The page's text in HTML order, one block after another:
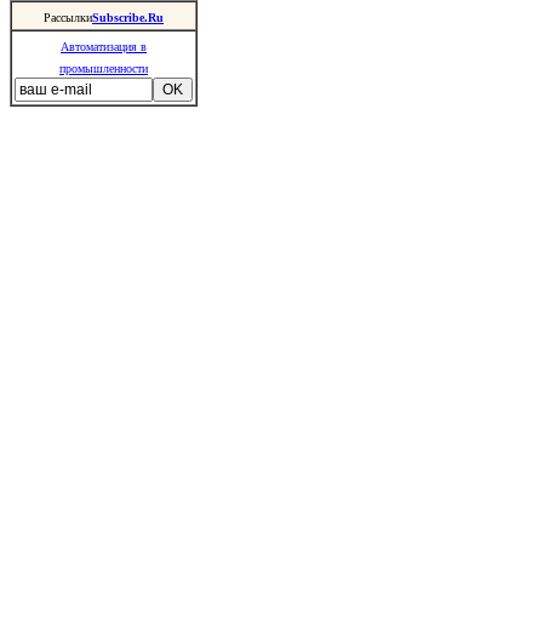
РассылкиSubscribe.Ru
Автоматизация в
промышленности